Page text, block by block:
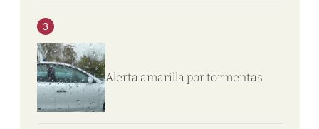
3
Alerta amarilla por tormentas